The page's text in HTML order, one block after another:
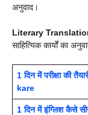
अनुवाद।
Literary
साहित्यिक कार्यों का
1 दिन में परीक्षा की
kare
1 दिन में इंग्लिश